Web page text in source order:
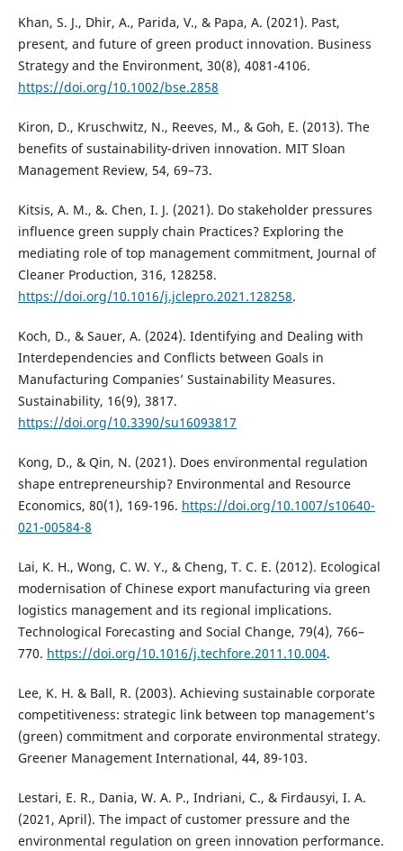
Khan, S. J., Dhir, A., Parida, V., & Papa, A. (2021). Past,
present, and future of green product innovation. Business
Strategy and the Environment, 30(8), 4081-4106.
https://doi.org/10.1002/bse.2858
Kiron, D., Kruschwitz, N., Reeves, M., & Goh, E. (2013). The
benefits of sustainability-driven innovation. MIT Sloan
Management Review, 54, 69–73.
Kitsis, A. M., &. Chen, I. J. (2021). Do stakeholder pressures
influence green supply chain Practices? Exploring the
mediating role of top management commitment, Journal of
Cleaner Production, 316, 128258.
https://doi.org/10.1016/j.jclepro.2021.128258.
Koch, D., & Sauer, A. (2024). Identifying and Dealing with
Interdependencies and Conflicts between Goals in
Manufacturing Companies’ Sustainability Measures.
Sustainability, 16(9), 3817.
https://doi.org/10.3390/su16093817
Kong, D., & Qin, N. (2021). Does environmental regulation
shape entrepreneurship? Environmental and Resource
Economics, 80(1), 169-196. https://doi.org/10.1007/s10640-
021-00584-8
Lai, K. H., Wong, C. W. Y., & Cheng, T. C. E. (2012). Ecological
modernisation of Chinese export manufacturing via green
logistics management and its regional implications.
Technological Forecasting and Social Change, 79(4), 766–
770. https://doi.org/10.1016/j.techfore.2011.10.004.
Lee, K. H. & Ball, R. (2003). Achieving sustainable corporate
competitiveness: strategic link between top management’s
(green) commitment and corporate environmental strategy.
Greener Management International, 44, 89-103.
Lestari, E. R., Dania, W. A. P., Indriani, C., & Firdausyi, I. A.
(2021, April). The impact of customer pressure and the
environmental regulation on green innovation performance.